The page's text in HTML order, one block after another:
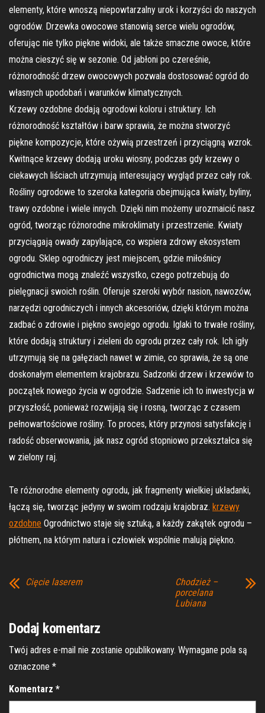
elementy, które wnoszą niepowtarzalny urok i korzyści do naszych
ogrodów. Drzewka owocowe stanowią serce wielu ogrodów,
oferując nie tylko piękne widoki, ale także smaczne owoce, które
można cieszyć się w sezonie. Od jabłoni po czereśnie,
różnorodność drzew owocowych pozwala dostosować ogród do
własnych upodobań i warunków klimatycznych.
Krzewy ozdobne dodają ogrodowi koloru i struktury. Ich
różnorodność kształtów i barw sprawia, że można stworzyć
piękne kompozycje, które ożywią przestrzeń i przyciągną wzrok.
Kwitnące krzewy dodają uroku wiosny, podczas gdy krzewy o
ciekawych liściach utrzymują interesujący wygląd przez cały rok.
Rośliny ogrodowe to szeroka kategoria obejmująca kwiaty, byliny,
trawy ozdobne i wiele innych. Dzięki nim możemy urozmaicić nasz
ogród, tworząc różnorodne mikroklimaty i przestrzenie. Kwiaty
przyciągają owady zapylające, co wspiera zdrowy ekosystem
ogrodu. Sklep ogrodniczy jest miejscem, gdzie miłośnicy
ogrodnictwa mogą znaleźć wszystko, czego potrzebują do
pielęgnacji swoich roślin. Oferuje szeroki wybór nasion, nawozów,
narzędzi ogrodniczych i innych akcesoriów, dzięki którym można
zadbać o zdrowie i piękno swojego ogrodu. Iglaki to trwałe rośliny,
które dodają struktury i zieleni do ogrodu przez cały rok. Ich igły
utrzymują się na gałęziach nawet w zimie, co sprawia, że są one
doskonałym elementem krajobrazu. Sadzonki drzew i krzewów to
początek nowego życia w ogrodzie. Sadzenie ich to inwestycja w
przyszłość, ponieważ rozwijają się i rosną, tworząc z czasem
pełnowartościowe rośliny. To proces, który przynosi satysfakcję i
radość obserwowania, jak nasz ogród stopniowo przekształca się
w zielony raj.
Te różnorodne elementy ogrodu, jak fragmenty wielkiej układanki,
łączą się, tworząc jedyny w swoim rodzaju krajobraz. krzewy
ozdobne Ogrodnictwo staje się sztuką, a każdy zakątek ogrodu –
płótnem, na którym natura i człowiek wspólnie malują piękno.
Cięcie laserem
Chodzież –
porcelana
Lubiana
Dodaj komentarz
Twój adres e-mail nie zostanie opublikowany. Wymagane pola są
oznaczone *
Komentarz *